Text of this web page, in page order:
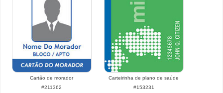
Cartão de morador
#211362
Carteirinha de plano de saúde
#153231